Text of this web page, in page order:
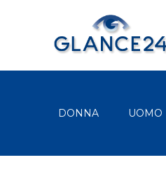
DONNA UOMO